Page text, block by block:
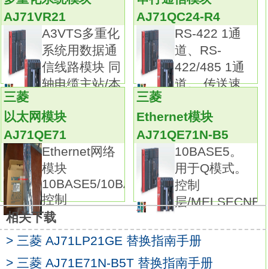
AJ71AR21
终端电阻内置。
可沿6方向安装。
硬件模拟法是使用一些硬件设备模拟产生现场
的信号，
并将这些信号以硬接线的方式连到PLC系统的
输入端，其时效性较强。
软件模拟法是在三菱PLC中另外编写一套模拟
程序，
模拟提供现场信号，其简单易行，但时效性不
易保证三菱 PLC替换指南手册。
模拟调试过程中，可采用分段调试的方法，并
利用编程器的监控功能。输入电压：AC100～
120V/AC200～240V。
输出电压：DC5V。
输出电流：8A。
AJ71VR21
A3VTS多重化
系统用数据通
信线路模块 同
轴电缆主站/本
AJ71QC24-R4
RS-422 1通
道、RS-
422/485 1通
道。 传送速
三菱
以太网模块
AJ71QE71
Ethernet网络
模块
10BASE5/10BASE2
控制
三菱
Ethernet模块
AJ71QE71N-B5
10BASE5。
用于Q模式。
控制
层/
相关下载
> 三菱 AJ71LP21GE 替换指南手册
> 三菱 AJ71E71N-B5T 替换指南手册